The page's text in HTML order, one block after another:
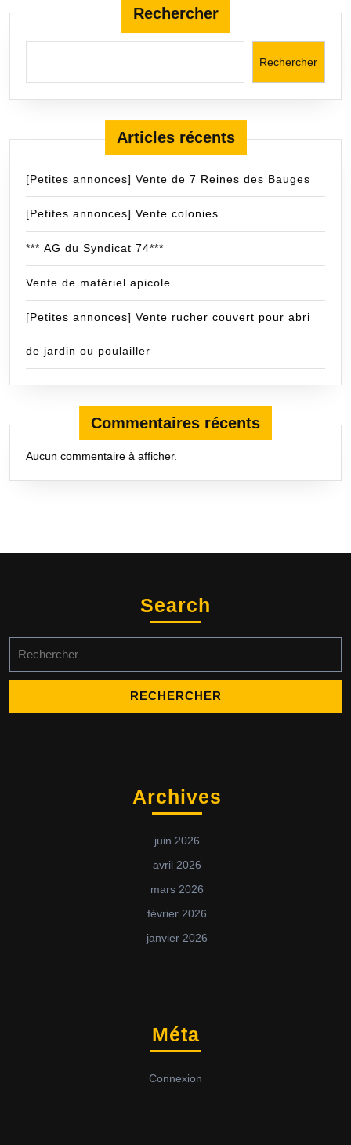
Rechercher
Rechercher
Articles récents
[Petites annonces] Vente de 7 Reines des Bauges
[Petites annonces] Vente colonies
*** AG du Syndicat 74***
Vente de matériel apicole
[Petites annonces] Vente rucher couvert pour abri
de jardin ou poulailler
Commentaires récents
Aucun commentaire à afficher.
Search
for:
Archives
juin 2026
avril 2026
mars 2026
février 2026
janvier 2026
Méta
Connexion